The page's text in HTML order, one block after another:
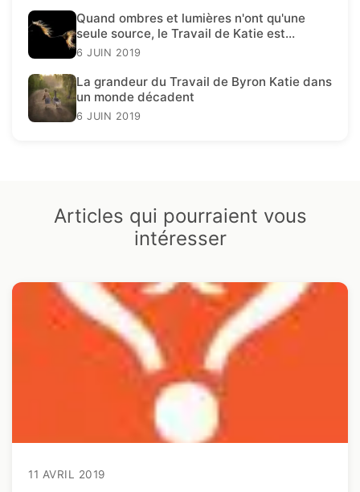
Quand ombres et lumières n'ont qu'une
seule source, le Travail de Katie est
présent.
6 JUIN 2019
La grandeur du Travail de Byron Katie dans
un monde décadent
6 JUIN 2019
Articles qui pourraient vous
intéresser
11 AVRIL 2019